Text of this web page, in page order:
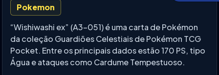
Pokemon
“Wishiwashi ex” (A3-051) é uma carta de Pokémon
da coleção Guardiões Celestiais de Pokémon TCG
Pocket. Entre os principais dados estão 170 PS, tipo
Água e ataques como Cardume Tempestuoso.